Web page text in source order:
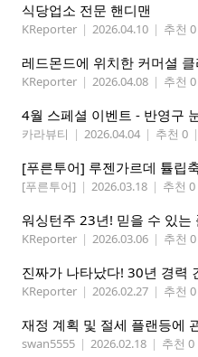
식당업소 전문 핸디맨
KReporter | 2026.04.10 | 추천 0
KReporter | 2026.04.08 | 추천 0
4월 스페셜 이벤트 - 반영구
카라뷰티 | 2026.04.04 | 추천 0 |
[푸른투어] 루젠가르데 튤립
[푸른투어] | 2026.03.18 | 추천 0
워싱턴주 23년! 믿을 수 있는
KReporter | 2026.03.06 | 추천 0
KReporter | 2026.02.27 | 추천 0
재정 계획 및 절세 플랜등에
swan5555 | 2026.02.18 | 추천 0